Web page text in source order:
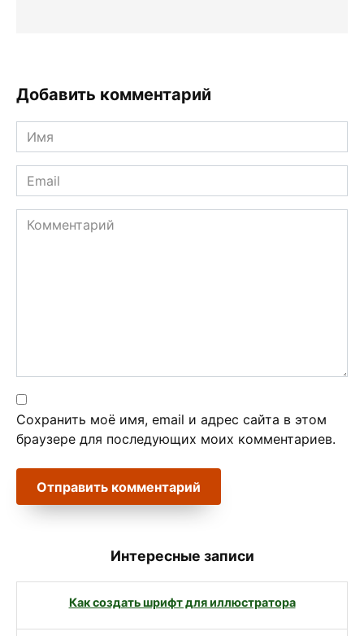
Добавить комментарий
Имя
*
Email
*
Комментарий
Сохранить моё имя, email и адрес сайта в этом
браузере для последующих моих комментариев.
Интересные записи
Как создать шрифт для иллюстратора